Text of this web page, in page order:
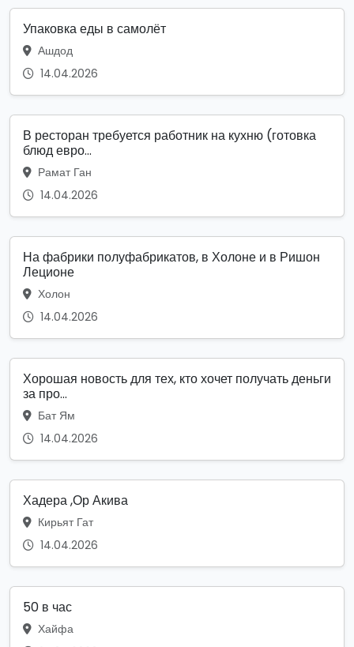
Упаковка еды в самолёт
Ашдод
14.04.2026
В ресторан требуется работник на кухню (готовка
блюд евро...
Рамат Ган
14.04.2026
На фабрики полуфабрикатов, в Холоне и в Ришон
Леционе
Холон
14.04.2026
Хорошая новость для тех, кто хочет получать деньги
за про...
Бат Ям
14.04.2026
Хадера ,Ор Акива
Кирьят Гат
14.04.2026
50 в час
Хайфа